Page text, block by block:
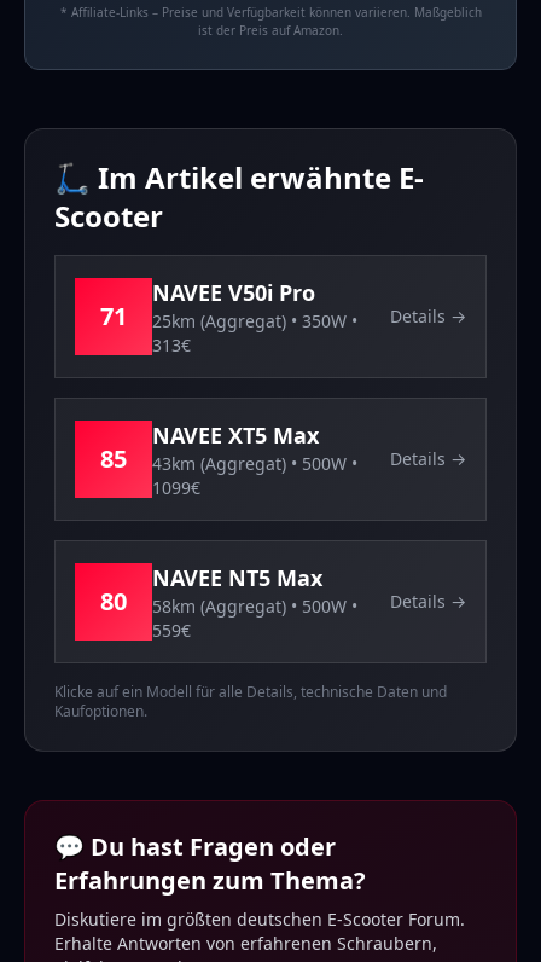
* Affiliate-Links – Preise und Verfügbarkeit können variieren. Maßgeblich
ist der Preis auf Amazon.
🛴 Im Artikel erwähnte E-
Scooter
71
NAVEE V50i Pro
25km (Aggregat) • 350W •
313€
Details →
85
NAVEE XT5 Max
43km (Aggregat) • 500W •
1099€
Details →
80
NAVEE NT5 Max
58km (Aggregat) • 500W •
559€
Details →
Klicke auf ein Modell für alle Details, technische Daten und
Kaufoptionen.
💬 Du hast Fragen oder
Erfahrungen zum Thema?
Diskutiere im größten deutschen E-Scooter Forum.
Erhalte Antworten von erfahrenen Schraubern,